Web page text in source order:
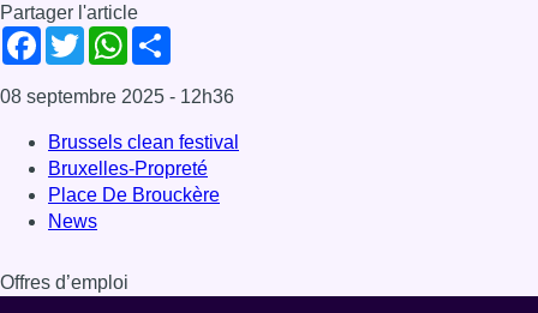
Partager l'article
Facebook
TwitterWhatsApp
08 septembre 2025 - 12h36
Brussels clean festival
Bruxelles-Propreté
Place De Brouckère
News
Offres d’emploi